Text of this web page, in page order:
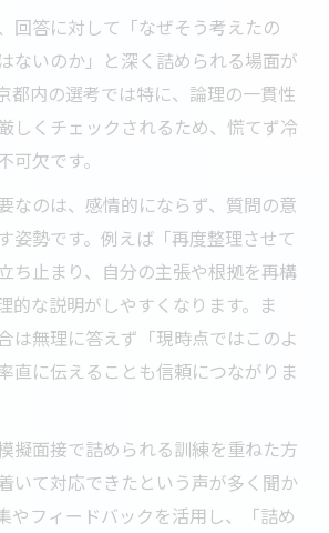
回答に対して「なぜそう考えたの
ないのか」と深く詰められる場面が
都内の選考では特に、論理の一貫性
しくチェックされるため、慌てず冷
欠です。
なのは、感情的にならず、質問の意
姿勢です。例えば「再度整理させて
ち止まり、自分の主張や根拠を再構
的な説明がしやすくなります。ま
は無理に答えず「現時点ではこのよ
直に伝えることも信頼につながりま
擬面接で詰められる訓練を重ねた方
いて対応できたという声が多く聞か
やフィードバックを活用し、「詰め